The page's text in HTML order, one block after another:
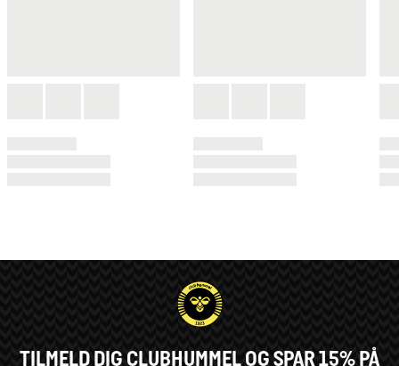
TILMELD DIG CLUBHUMMEL OG SPAR 15% PÅ